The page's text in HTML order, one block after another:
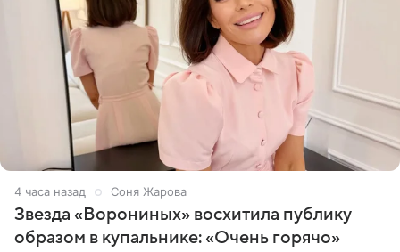
4 часа назад Соня Жарова
Звезда «Ворониных» восхитила публику
образом в купальнике: «Очень горячо»